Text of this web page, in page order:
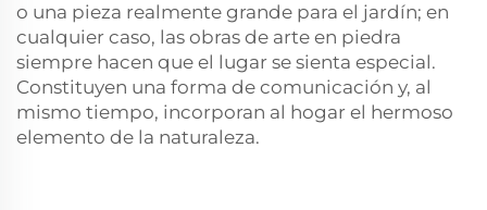
o una pieza realmente grande para el jardín; en
cualquier caso, las obras de arte en piedra
siempre hacen que el lugar se sienta especial.
Constituyen una forma de comunicación y, al
mismo tiempo, incorporan al hogar el hermoso
elemento de la naturaleza.